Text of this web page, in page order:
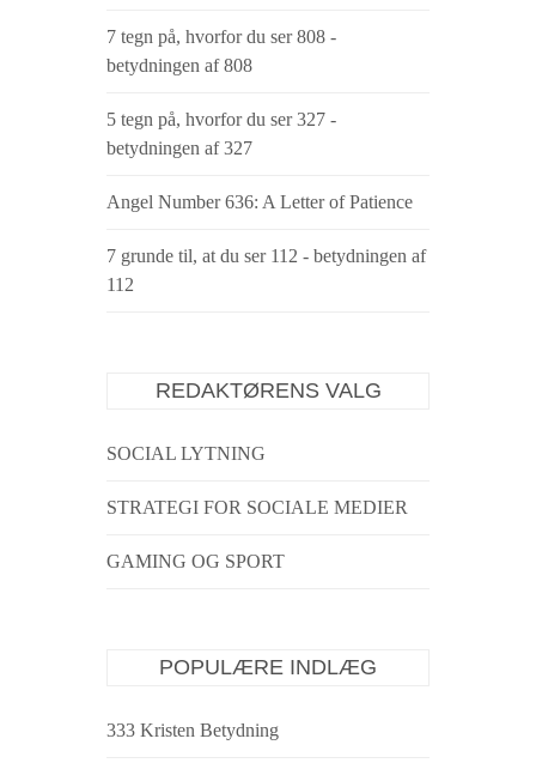
7 tegn på, hvorfor du ser 808 -
betydningen af ​​808
5 tegn på, hvorfor du ser 327 -
betydningen af ​​327
Angel Number 636: A Letter of Patience
7 grunde til, at du ser 112 - betydningen af
​​112
REDAKTØRENS VALG
SOCIAL LYTNING
STRATEGI FOR SOCIALE MEDIER
GAMING OG SPORT
POPULÆRE INDLÆG
333 Kristen Betydning